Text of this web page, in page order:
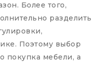
Более того,
разделить
Поэтому выбор
покупка мебели, а